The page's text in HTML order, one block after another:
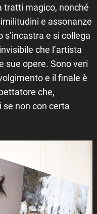
tratti magico, nonché
e assonanze
e si collega
che l’artista
sue opere. Sono veri
e il finale è
che,
non con certa